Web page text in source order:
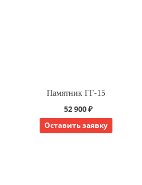
Памятник ГГ-15
52 900 ₽
Оставить заявку